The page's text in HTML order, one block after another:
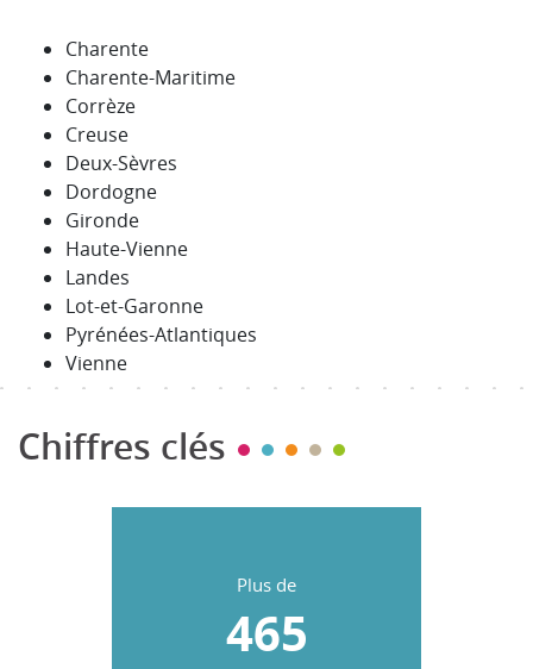
Charente
Charente-Maritime
Corrèze
Creuse
Deux-Sèvres
Dordogne
Gironde
Haute-Vienne
Landes
Lot-et-Garonne
Pyrénées-Atlantiques
Vienne
Chiffres clés
Plus de
465